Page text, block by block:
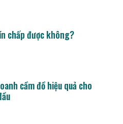
chấp được không?
cầm đồ hiệu quả cho